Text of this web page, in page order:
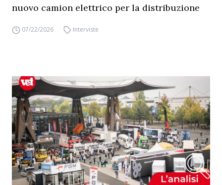
nuovo camion elettrico per la distribuzione
07/22/2026 Interviste